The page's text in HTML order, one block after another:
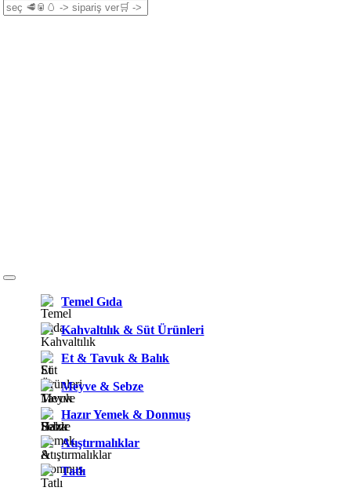
Temel Gıda
Kahvaltılık & Süt Ürünleri
Et & Tavuk & Balık
Meyve & Sebze
Hazır Yemek & Donmuş
Atıştırmalıklar
Tatlı